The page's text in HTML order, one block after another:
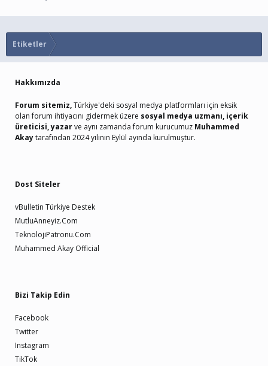
Etiketler
Hakkımızda
Forum sitemiz,Türkiye'deki sosyal medya platformları için eksik
olan forum ihtiyacını gidermek üzere sosyal medya uzmanı, içerik
üreticisi, yazarve aynı zamanda forum kurucumuz Muhammed
Akaytarafından 2024 yılının Eylül ayında kurulmuştur.
Dost Siteler
vBulletin Türkiye Destek
MutluAnneyiz.Com
TeknolojiPatronu.Com
Muhammed Akay Official
Bizi Takip Edin
Facebook
Twitter
Instagram
TikTok